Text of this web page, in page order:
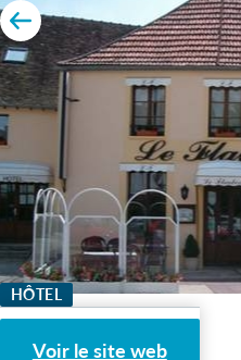
HÔTEL
Voir le site web